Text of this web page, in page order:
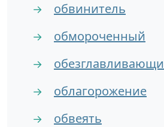
→ обвинитель
→ обмороченный
→
→ облагорожение
→ обвеять